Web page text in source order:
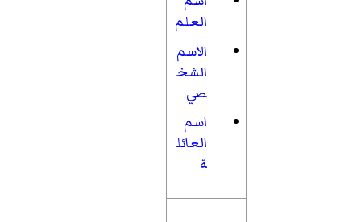
العلم
الاسم
الشخ
صي
اسم
العائل
ة